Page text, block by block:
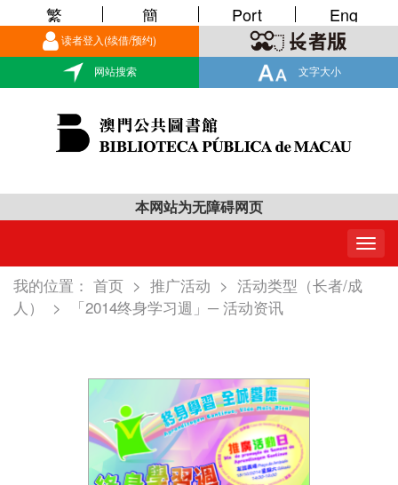
读者登入(续借/预约)
网站搜索 文字大小
繁 簡 Port Eng
本网站为无障碍网页
我的位置： 首页 > 推广活动 > 活动类型（长者/成
人）
> 「2014终身学习週」─ 活动资讯